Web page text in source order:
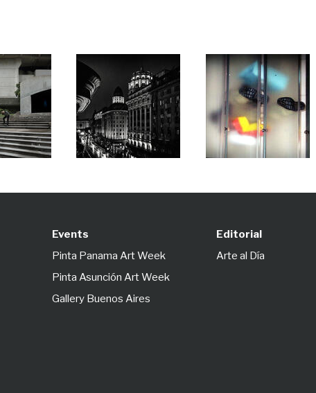
Events
Pinta Panama Art Week
Pinta Asunción Art Week
Gallery Buenos Aires
Editorial
Arte al Día